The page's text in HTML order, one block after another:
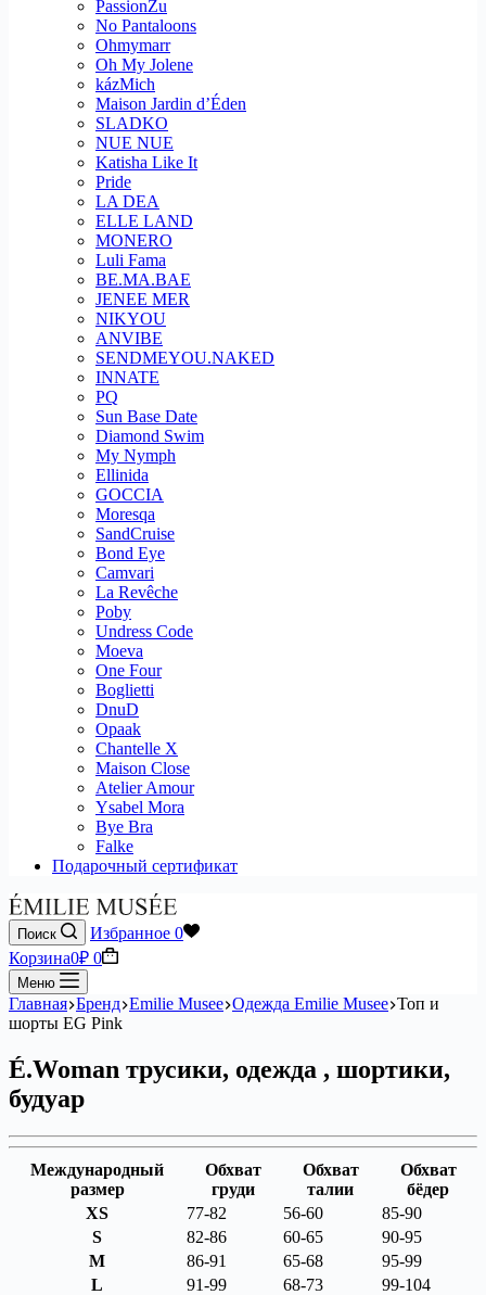
PassionZu
No Pantaloons
Ohmymarr
Oh My Jolene
kázMich
Maison Jardin d’Éden
SLADKO
NUE NUE
Katisha Like It
Pride
LA DEA
ELLE LAND
MONERO
Luli Fama
BE.MA.BAE
JENEE MER
NIKYOU
ANVIBE
SENDMEYOU.NAKED
INNATE
PQ
Sun Base Date
Diamond Swim
My Nymph
Ellinida
GOCCIA
Moresqa
SandCruise
Bond Eye
Camvari
La Revêche
Poby
Undress Code
Moeva
One Four
Boglietti
DnuD
Opaak
Chantelle X
Maison Close
Atelier Amour
Ysabel Mora
Bye Bra
Falke
Подарочный сертификат
Поиск Избранное 0
Корзина0₽ 0
Меню
Главная Бренд Emilie Musee Одежда Emilie Musee Топ и
шорты EG Pink
É.Woman трусики, одежда , шортики,
будуар
Международный
размер
Обхват
груди
Обхват
талии
Обхват
бёдер
XS
77-82 56-60
85-90
S
82-86 60-65
90-95
M
86-91 65-68
95-99
L
91-99 68-73 99-104